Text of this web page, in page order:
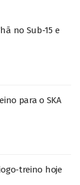
no Sub-15 e
para o SKA
treino hoje